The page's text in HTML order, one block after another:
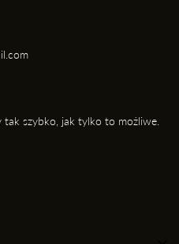
szybko, jak tylko to możliwe.